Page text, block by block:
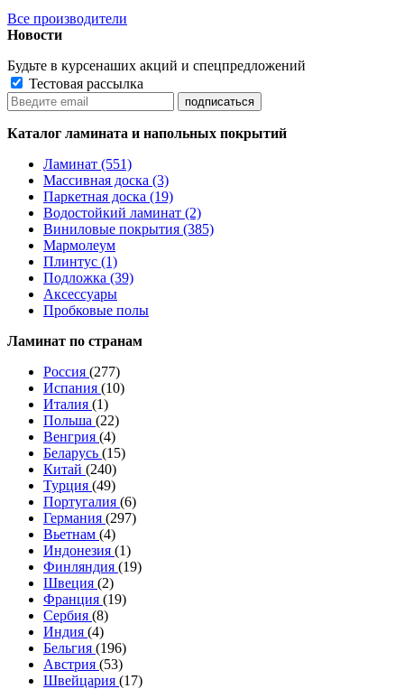
Все производители
Новости
Будьте в курсенаших акций и спецпредложений
Тестовая рассылка
Каталог ламината и напольных покрытий
Ламинат (551)
Массивная доска (3)
Паркетная доска (19)
Водостойкий ламинат (2)
Виниловые покрытия (385)
Мармолеум
Плинтус (1)
Подложка (39)
Аксессуары
Пробковые полы
Ламинат по странам
Россия (277)
Испания (10)
Италия (1)
Польша (22)
Венгрия (4)
Беларусь (15)
Китай (240)
Турция (49)
Португалия (6)
Германия (297)
Вьетнам (4)
Индонезия (1)
Финляндия (19)
Швеция (2)
Франция (19)
Сербия (8)
Индия (4)
Бельгия (196)
Австрия (53)
Швейцария (17)